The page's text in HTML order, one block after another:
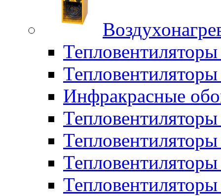
Тепловентиляторы
Инфракрасные